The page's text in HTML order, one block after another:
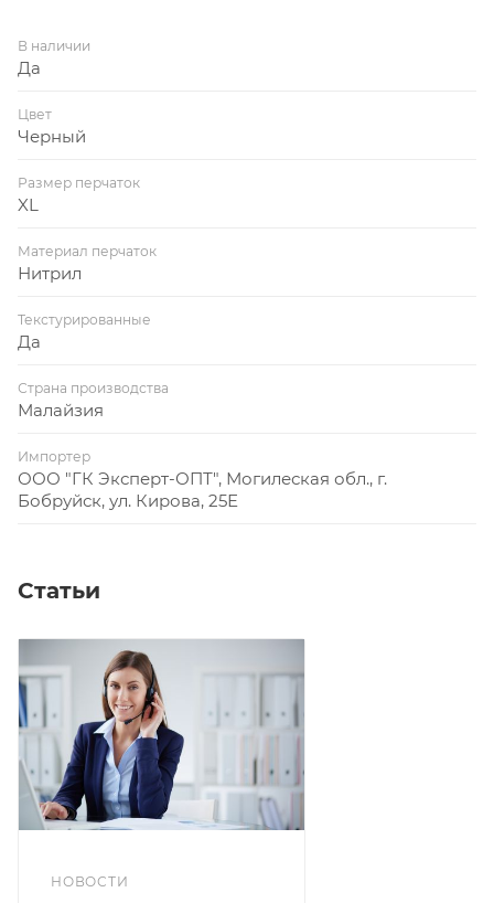
В наличии
Да
Цвет
Черный
Размер перчаток
XL
Материал перчаток
Нитрил
Текстурированные
Да
Страна производства
Малайзия
Импортер
ООО "ГК Эксперт-ОПТ", Могилеская обл., г.
Бобруйск, ул. Кирова, 25Е
Статьи
НОВОСТИ